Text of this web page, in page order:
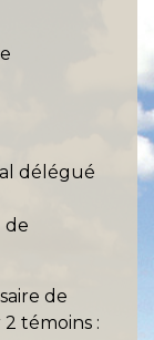
délégué
de
de
témoins :